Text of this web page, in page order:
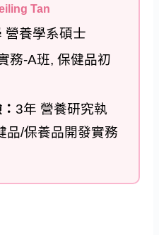
Tan
營養學系碩士
務-A班, 保健品初
3年 營養研究執
品/保養品開發實務